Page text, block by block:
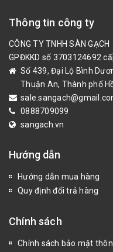
Thông tin công ty
CÔNG TY TNHH SÀN GẠCH
GPĐKKD số 3703124692
Số 439, Đại Lộ Bình
Thuận An, Thành phố
0888709099
sangach.vn
Hướng dẫn
Hướng dẫn mua hàng
Quy định đổi trả hàng
Chính sách
Chính sách bảo mật